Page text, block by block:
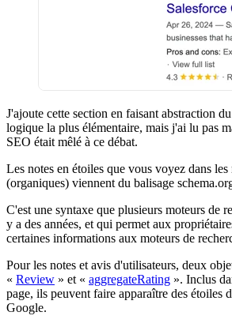
J'ajoute cette section en faisant abstraction
logique la plus élémentaire, mais j'ai lu pas
SEO était mêlé à ce débat.
Les notes en étoiles que vous voyez dans les
(organiques) viennent du balisage
C'est une syntaxe que plusieurs moteurs de
y a des années, et qui permet aux
certaines informations aux moteurs de
Pour les notes et avis d'utilisateurs, deux
« Review » et « aggregateRating ». Inclus
page, ils peuvent faire apparaître des étoiles
Google.